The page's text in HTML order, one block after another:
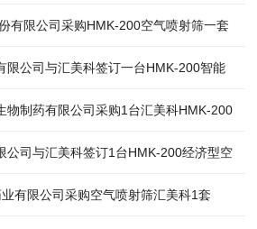
有限公司采购HMK-200空气喷射筛一套
限公司与汇美科签订一台HMK-200智能
物制药有限公司采购1台汇美科HMK-200
公司与汇美科签订1台HMK-200经济型空
有限公司采购空气喷射筛汇美科1套